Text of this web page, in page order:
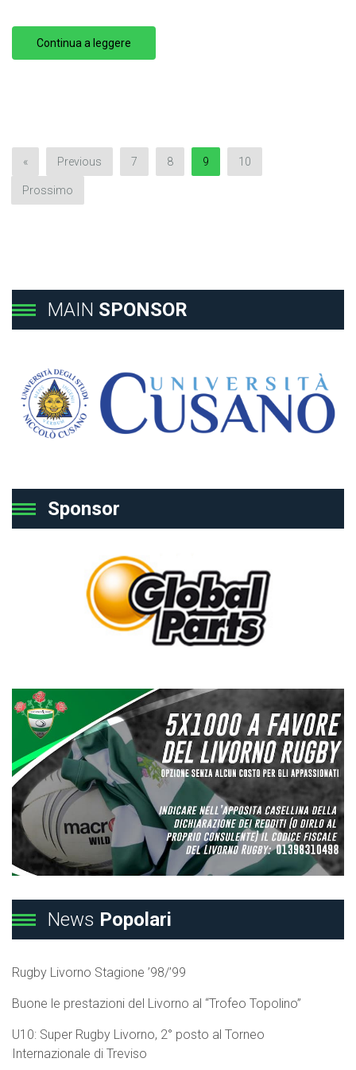
Continua a leggere
« Previous 7 8 9 10
Prossimo
MAIN SPONSOR
Sponsor
News Popolari
Rugby Livorno Stagione ’98/’99
Buone le prestazioni del Livorno al “Trofeo Topolino”
U10: Super Rugby Livorno, 2° posto al Torneo
Internazionale di Treviso